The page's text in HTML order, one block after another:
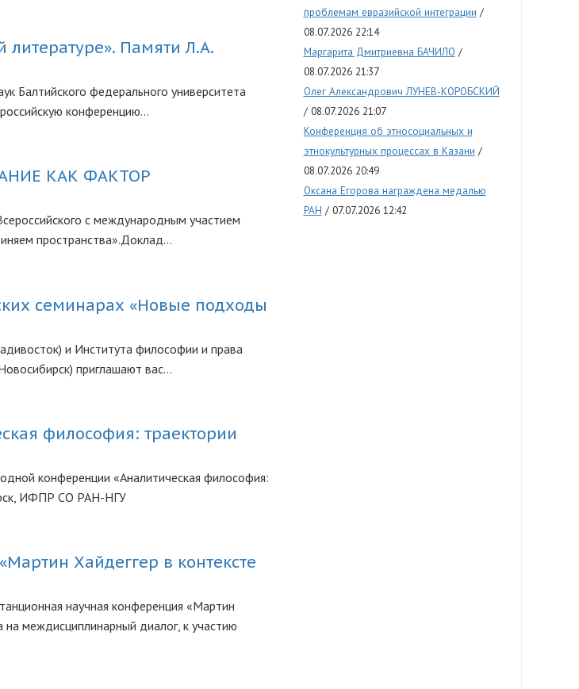
литературе». Памяти Л.А.
Балтийского федерального университета
конференцию...
КАК ФАКТОР
с международным участием
пространства».Доклад...
семинарах «Новые подходы
и Института философии и права
приглашают вас...
философия: траектории
конференции «Аналитическая философия:
ИФПР СО РАН-НГУ
Хайдеггер в контексте
научная конференция «Мартин
на междисциплинарный диалог, к участию
проблемам евразийской интеграции
08.07.2026 22:14
Маргарита Дмитриевна БАЧИЛО
08.07.2026 21:37
Олег Александрович ЛУНЕВ-КОРОБСКИЙ
08.07.2026 21:07
Конференция об этносоциальных и
этнокультурных процессах в Казани
08.07.2026 20:49
Оксана Егорова награждена медалью
РАН
07.07.2026 12:42